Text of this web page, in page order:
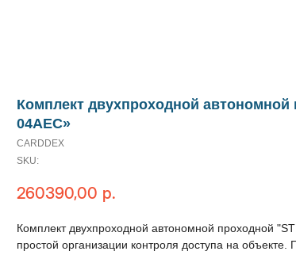
Комплект двухпроходной автономной
04AEC»
CARDDEX
SKU:
260390,00 р.
Комплект двухпроходной автономной проходной
простой организации контроля доступа на объекте.